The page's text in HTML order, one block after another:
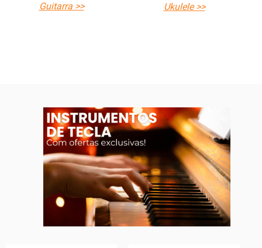
guitarra >> ukulele >>